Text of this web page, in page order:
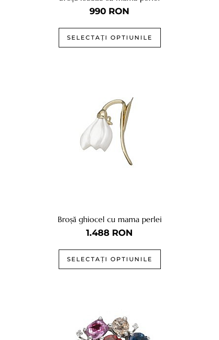
990 RON
SELECTAȚI OPTIUNILE
Broșă ghiocel cu mama perlei
1.488 RON
SELECTAȚI OPTIUNILE